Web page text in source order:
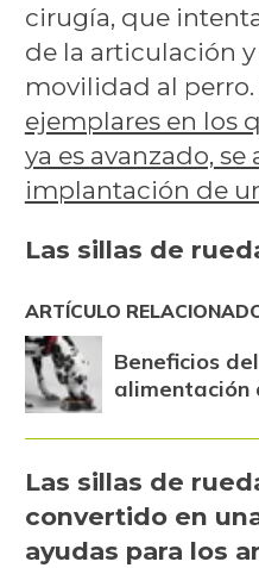
cirugía, que
de la articulación
movilidad al perro.
ejemplares en los
ya es avanzado, se
implantación de
Las sillas de
ARTÍCULO
Beneficios
alimentación
Las sillas de
convertido en
ayudas para los